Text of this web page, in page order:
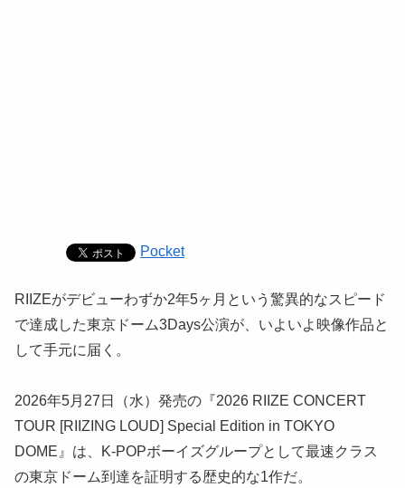
Pocket
RIIZEがデビューわずか2年5ヶ月という驚異的なスピード
で達成した東京ドーム3Days公演が、いよいよ映像作品と
して手元に届く。
2026年5月27日（水）発売の『2026 RIIZE CONCERT
TOUR [RIIZING LOUD] Special Edition in TOKYO
DOME』は、K-POPボーイズグループとして最速クラス
の東京ドーム到達を証明する歴史的な1作だ。